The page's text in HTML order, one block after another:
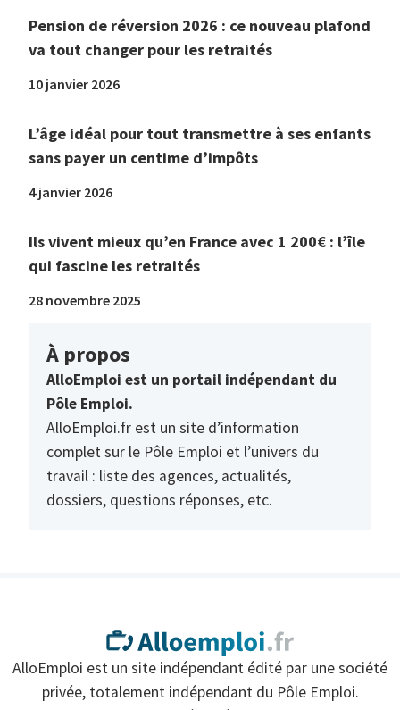
Pension de réversion 2026 : ce nouveau plafond
va tout changer pour les retraités
10 janvier 2026
L’âge idéal pour tout transmettre à ses enfants
sans payer un centime d’impôts
4 janvier 2026
Ils vivent mieux qu’en France avec 1 200€ : l’île
qui fascine les retraités
28 novembre 2025
À propos
AlloEmploi est un portail indépendant du
Pôle Emploi.
AlloEmploi.fr est un site d’information
complet sur le Pôle Emploi et l’univers du
travail : liste des agences, actualités,
dossiers, questions réponses, etc.
AlloEmploi est un site indépendant édité par une société
privée, totalement indépendant du Pôle Emploi.